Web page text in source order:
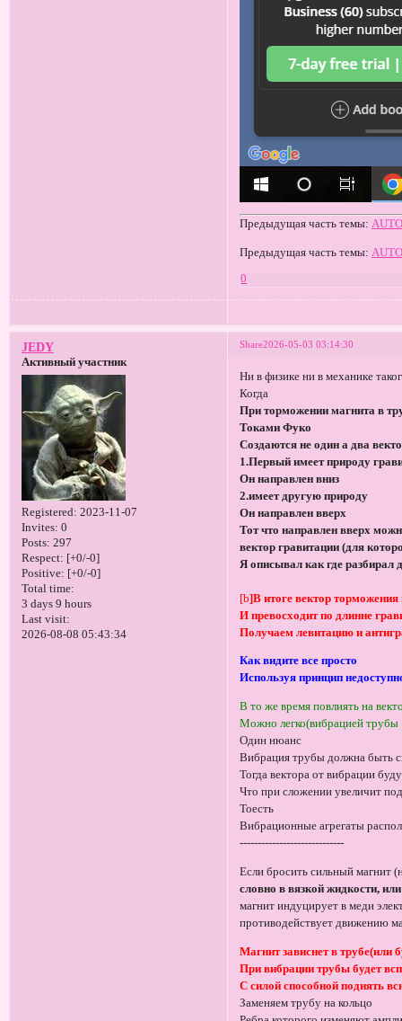
Предыдущая часть темы:
Предыдущая часть темы:
0
Share2026-05-03 03:14:30
JEDY
Активный участник
Registered: 2023-11-07
Invites: 0
Posts: 297
Respect: [+0/-0]
Positive: [+0/-0]
Total time:
3 days 9 hours
Last visit:
2026-08-08 05:43:34
Ни в физике ни в механике
Когда
При торможении магнита в
Токами Фуко
Создаются не один а два
1.Первый имеет природу
Он направлен вниз
2.имеет другую природу
Он направлен вверх
Тот что направлен вверх
вектор гравитации (для
Я описывал как где разбирал
[b]В итоге вектор торможения
И превосходит по длинне
Получаем левитацию и
Как видите все просто
Используя принцип
В то же время повлиять на
Можно легко(вибрацией трубы
Один нюанс
Вибрация трубы должна быть
Тогда вектора от вибрации
Что при сложении увеличит
Тоесть
Вибрационные агрегаты
-----------------------------
Если бросить сильный магнит
словно в вязкой жидкости, или
магнит индуцирует в меди
противодействует движению
Магнит зависнет в трубе(или
При вибрации трубы будет
С силой способной поднять
Заменяем трубу на кольцо